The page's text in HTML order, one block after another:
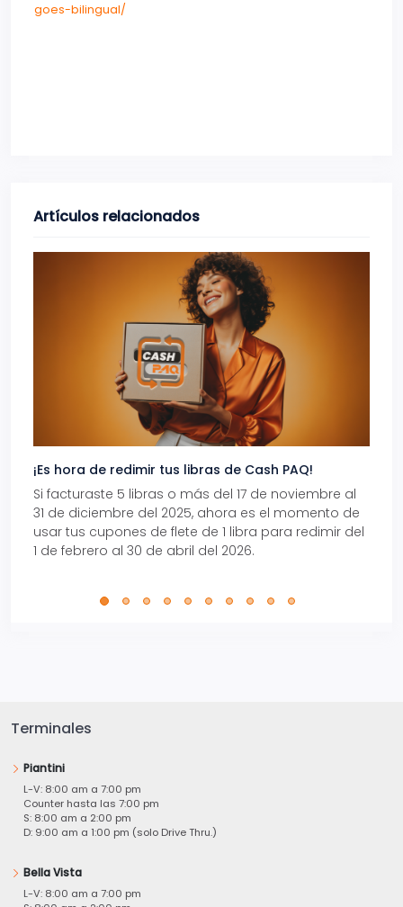
goes-bilingual/
Artículos relacionados
¡Es hora de redimir tus libras de Cash PAQ!
Si facturaste 5 libras o más del 17 de noviembre al
31 de diciembre del 2025, ahora es el momento de
usar tus cupones de flete de 1 libra para redimir del
1 de febrero al 30 de abril del 2026.
Terminales
Piantini
L-V: 8:00 am a 7:00 pm
Counter hasta las 7:00 pm
S: 8:00 am a 2:00 pm
D: 9:00 am a 1:00 pm (solo Drive Thru.)
Bella Vista
L-V: 8:00 am a 7:00 pm